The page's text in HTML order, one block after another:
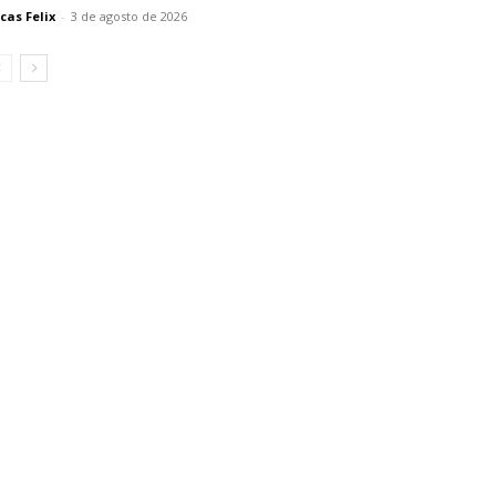
Felix - 3 de agosto de 2026